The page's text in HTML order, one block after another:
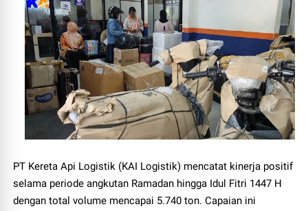
PT Kereta Api Logistik (KAI Logistik) mencatat kinerja positif
selama periode angkutan Ramadan hingga Idul Fitri 1447 H
dengan total volume mencapai 5.740 ton. Capaian ini